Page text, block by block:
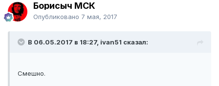
Борисыч МСК
Опубликовано 7 мая, 2017
В 06.05.2017 в 18:27, ivan51 сказал:
Смешно.